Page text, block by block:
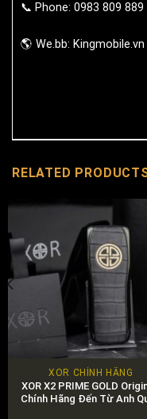
📞 Phone: 0983 809 889
🌎 We.bb: Kingmobile.vn
RELATED
XOR CHÍNH HÃNG
XOR X2 PRIME GOLD
Chính Hãng Đến Từ Anh